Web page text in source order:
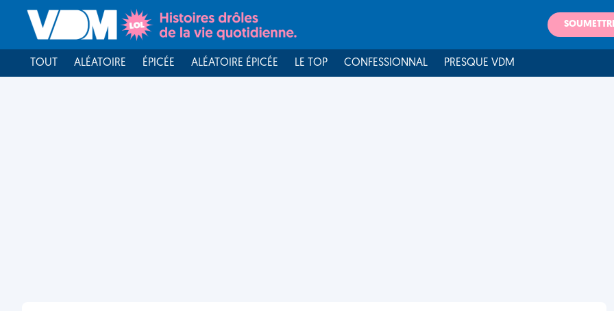
TOUT ALÉATOIRE ÉPICÉE ALÉATOIRE ÉPICÉE LE TOP CONFESSIONNAL PRESQUE VDM